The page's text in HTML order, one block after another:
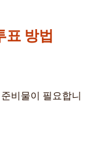
표 방법
비물이 필요합니